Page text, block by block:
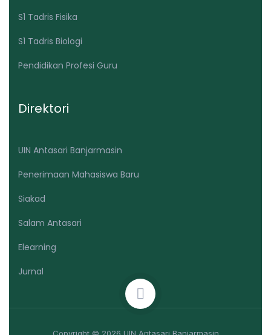
S1 Tadris Fisika
S1 Tadris Biologi
Pendidikan Profesi Guru
Direktori
UIN Antasari Banjarmasin
Penerimaan Mahasiswa Baru
Siakad
Salam Antasari
Elearning
Jurnal